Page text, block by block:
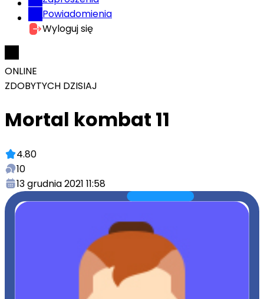
Powiadomienia
Wyloguj się
ONLINE
ZDOBYTYCH DZISIAJ
Mortal kombat 11
4.80
10
13 grudnia 2021 11:58